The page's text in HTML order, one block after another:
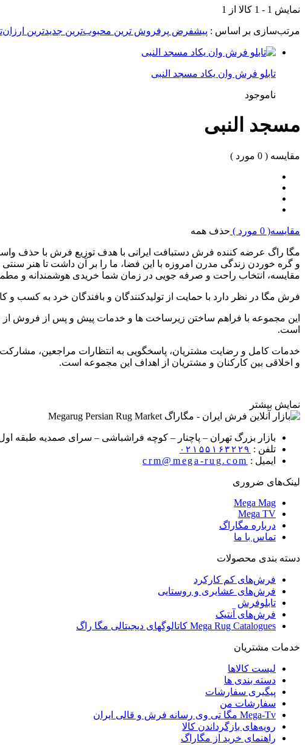
نمایش 1
-
1 کالا از 1
مرتب‌سازی بر اساس : پیشفرض پرفروش ترین محبوب‌ترین جدیدترین
تابلو فرش وان یکاد مسجد النبی
ناموجود
مسجد النبی
مقایسه ( 0 مورد )
مقایسه( 0 مورد ) حذف همه
مگا راگ عرضه کننده فرش دستبافت ایرانی با هدف توزیع فرش با حذف
و گره خوردن زندگی مدرن امروزه با این فضا، ما را بر آن داشت تا هنر سنتی
مقایسه، انتخاب راحت و صرفه جویی در زمان شما خریدی هوشمندانه و
فرش مگا در نظر دارد با حمایت از تولیدکنندگان و بافندگان خرد به کسب
این مجموعه با فراهم ساختن زیرساخت ها و خدمات پیش و پس از فروش
است.
خدمات کامل و رضایت مشتریان، پاسخگویی به انتظارات مراجعین، مشارکت
و اخلاقی بین کارکنان و مشتریان از اهداف این مجموعه است.
نمایش بیشتر
بازار بزرگ تهران – پاچنار – کوچه فراشباشی – سرای صمدیه طبقه اول
تلفن : ۰۲۱۵۵۱۶۳۲۲۹
ایمیل : crm@mega-rug.com
لینک‌های ضروری
Mega Mag
Mega TV
درباره مگاراگ
تماس با ما
دسته بندی محصولات
فرش‌های کم کارکرد
فرش‌های عشایری و روستایی
تابلوفرش
فرش‌های آنتیک
Mega Rug Catalogues کاتالوگهای دیجیتالی مگا راگ
خدمات مشتریان
لیست کالاها
دسته بندی ها
پیگیری سفارشات
سفارشات من
Mega-Tv مگا تی وی رسانه فرش و قالی ایران
رویه‌های بازگرداندن کالا
راهنمای خرید از مگاراگ